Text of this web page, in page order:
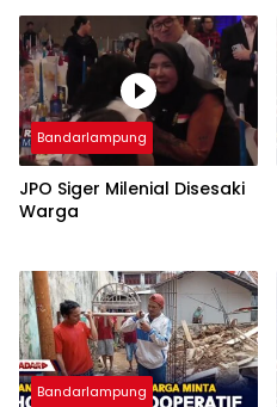
Bandarlampung
JPO Siger Milenial Disesaki
Warga
Bandarlampung